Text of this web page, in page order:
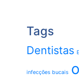
Tags
Dentistas
infecções bucais